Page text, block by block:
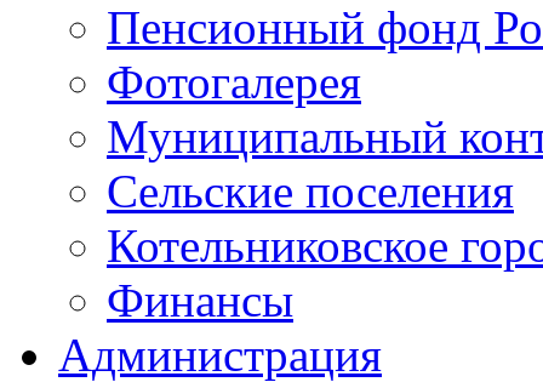
Пенсионный фонд
Фотогалерея
Муниципальный
Сельские поселения
Котельниковское
Финансы
Администрация